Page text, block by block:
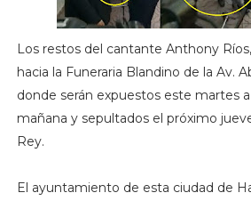
Los restos del cantante Anthony
hacia la Funeraria Blandino de la Av.
donde serán expuestos este martes
mañana y sepultados el próximo
Rey.
El ayuntamiento de esta ciudad de